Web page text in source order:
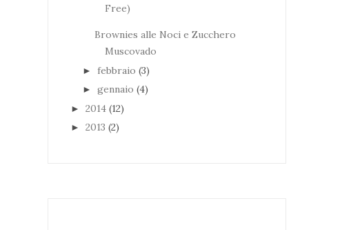
Free)
Brownies alle Noci e Zucchero
Muscovado
► febbraio (3)
► gennaio (4)
► 2014 (12)
► 2013 (2)